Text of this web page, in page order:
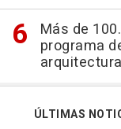
Más de
programa
ÚLTIMAS